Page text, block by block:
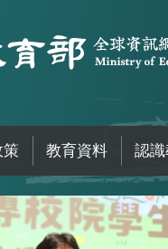
教育資料 認